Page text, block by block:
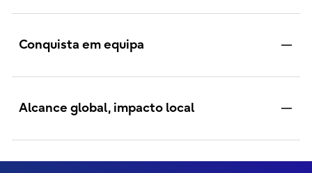
Conquista em equipa
Alcance global, impacto local